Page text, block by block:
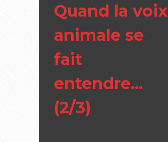
Quand la voix
animale se
fait
entendre...
(2/3)